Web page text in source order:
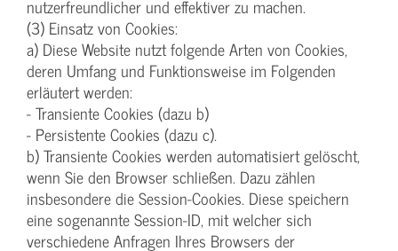
nutzerfreundlicher und effektiver zu machen.
(3) Einsatz von Cookies:
a) Diese Website nutzt folgende Arten von Cookies,
deren Umfang und Funktionsweise im Folgenden
erläutert werden:
- Transiente Cookies (dazu b)
- Persistente Cookies (dazu c).
b) Transiente Cookies werden automatisiert gelöscht,
wenn Sie den Browser schließen. Dazu zählen
insbesondere die Session-Cookies. Diese speichern
eine sogenannte Session-ID, mit welcher sich
verschiedene Anfragen Ihres Browsers der